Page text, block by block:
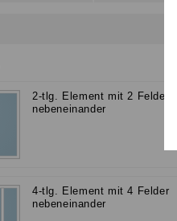
2-tlg. Element mit 2 Felder
nebeneinander
4-tlg. Element mit 4 Felder
nebeneinander